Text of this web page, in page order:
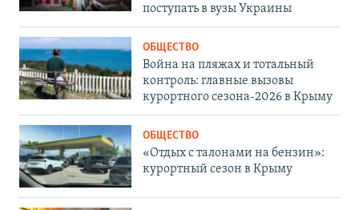
поступать в вузы Украины
ОБЩЕСТВО
Война на пляжах и тотальный
контроль: главные вызовы
курортного сезона-2026 в Крыму
ОБЩЕСТВО
«Отдых с талонами на бензин»:
курортный сезон в Крыму